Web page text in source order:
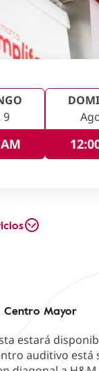
9
Centro Mayor
estará
auditivo está